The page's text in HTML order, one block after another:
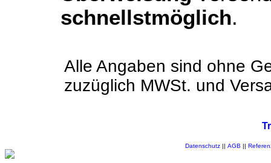
schnellstmöglich.
Alle Angaben sind ohne
zuzüglich MWSt. und
Datenschutz|| AGB ||